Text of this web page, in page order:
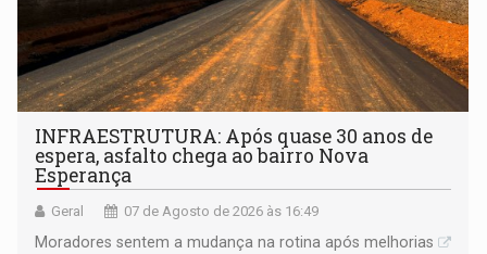
INFRAESTRUTURA: Após quase 30 anos de
espera, asfalto chega ao bairro Nova
Esperança
Geral 07 de Agosto de 2026 às 16:49
Moradores sentem a mudança na rotina após melhorias